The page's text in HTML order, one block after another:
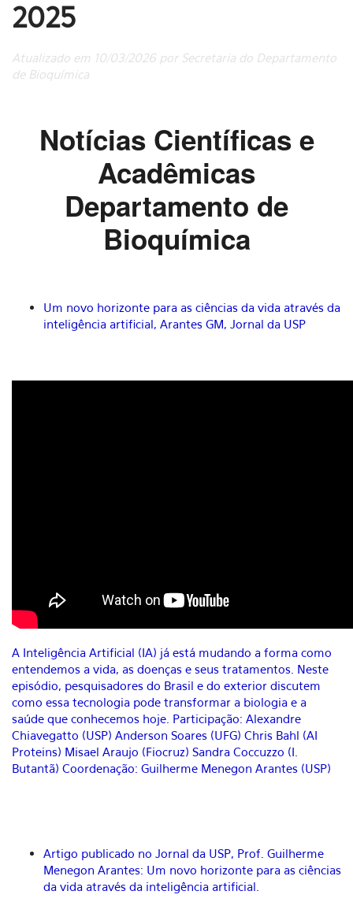
2025
Atualizado em 10/03/2026 por Secretaria do Departamento
de Bioquímica
Notícias Científicas e
Acadêmicas
Departamento de
Bioquímica
Um novo horizonte para as ciências da vida através da
inteligência artificial, Arantes GM, Jornal da USP
A Inteligência Artificial (IA) já está mudando a forma como
entendemos a vida, as doenças e seus tratamentos. Neste
episódio, pesquisadores do Brasil e do exterior discutem
como essa tecnologia pode transformar a biologia e a
saúde que conhecemos hoje. Participação: Alexandre
Chiavegatto (USP) Anderson Soares (UFG) Chris Bahl (AI
Proteins) Misael Araujo (Fiocruz) Sandra Coccuzzo (I.
Butantã) Coordenação: Guilherme Menegon Arantes (USP)
Artigo publicado no Jornal da USP, Prof. Guilherme
Menegon Arantes: Um novo horizonte para as ciências
da vida através da inteligência artificial